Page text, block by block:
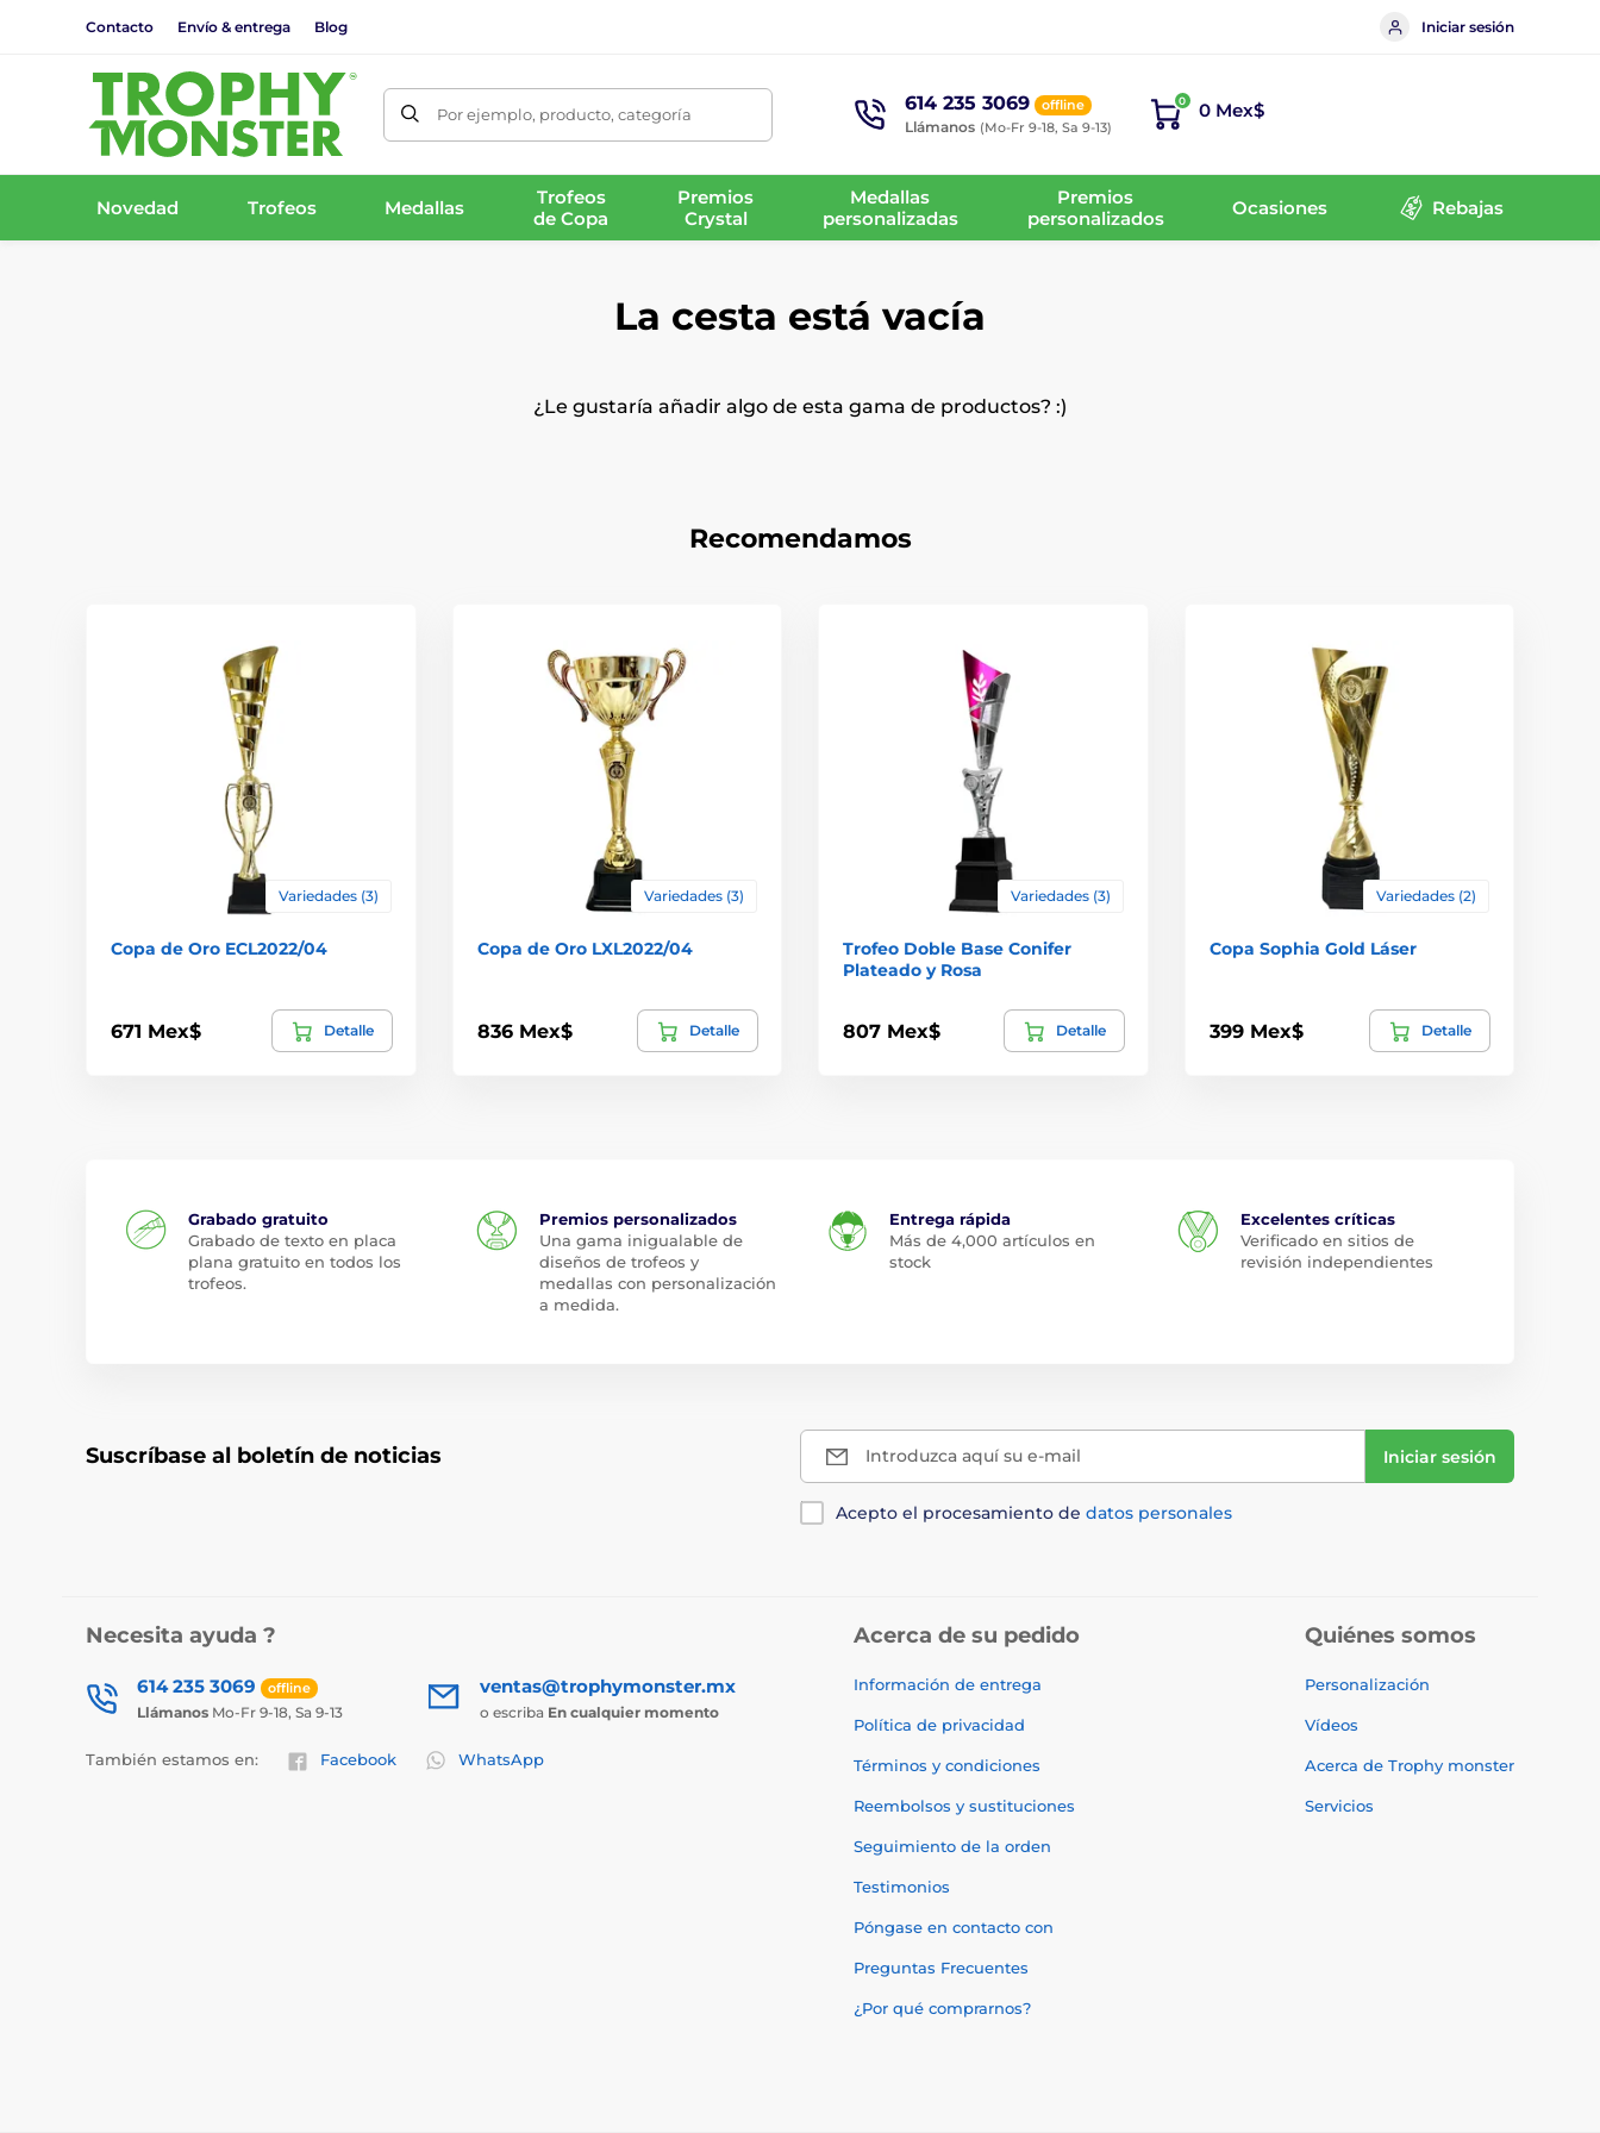
Contacto Envío & entrega Blog Iniciar sesión
Por ejemplo, producto, categoría 614 235 3069 offline
Llámanos (Mo-Fr 9-18, Sa 9-13)
0 0 Mex$
Novedad Trofeos Medallas
Trofeos
de Copa
Premios
Crystal
Medallas
personalizadas
Premios
personalizados
Ocasiones Rebajas
La cesta está vacía
¿Le gustaría añadir algo de esta gama de productos? :)
Recomendamos
Variedades (3)
Copa de Oro ECL2022/04
671 Mex$ Detalle
Variedades (3)
Copa de Oro LXL2022/04
836 Mex$ Detalle
Variedades (3)
Trofeo Doble Base Conifer
Plateado y Rosa
807 Mex$ Detalle
Variedades (2)
Copa Sophia Gold Láser
399 Mex$ Detalle
Grabado gratuito
Grabado de texto en placa
plana gratuito en todos los
trofeos.
Premios personalizados
Una gama inigualable de
diseños de trofeos y
medallas con personalización
a medida.
Entrega rápida
Más de 4,000 artículos en
stock
Excelentes críticas
Verificado en sitios de
revisión independientes
Suscríbase al boletín de noticias Introduzca aquí su e-mail Iniciar sesión
Acepto el procesamiento de datos personales
Necesita ayuda ?
614 235 3069 offline
Llámanos Mo-Fr 9-18, Sa 9-13
ventas@trophymonster.mx
o escriba En cualquier momento
También estamos en: Facebook WhatsApp
Acerca de su pedido
Información de entrega
Política de privacidad
Términos y condiciones
Reembolsos y sustituciones
Seguimiento de la orden
Testimonios
Póngase en contacto con
Preguntas Frecuentes
¿Por qué comprarnos?
Quiénes somos
Personalización
Vídeos
Acerca de Trophy monster
Servicios